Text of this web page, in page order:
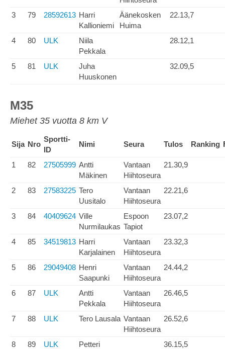
3 79 28592613 Harri
Kallioniemi
Äänekosken
Huima
22.13,7
4 80 ULK
Niila
Pekkala
28.12,1
5 81 ULK
Juha
Huuskonen
32.09,5
M35
Miehet 35 vuotta 8 km V
Sija Nro
Sportti-
ID
Nimi Seura Tulos Ranking
1 82 27505999 Antti
Mäkinen
Vantaan
Hiihtoseura
21.30,9
2 83 27583225 Tero
Uusitalo
Vantaan
Hiihtoseura
22.21,6
3 84 40409624 Ville
Nurmilaukas
Espoon
Tapiot
23.07,2
4 85 34519813 Harri
Karjalainen
Vantaan
Hiihtoseura
23.32,3
5 86 29049408 Henri
Saapunki
Vantaan
Hiihtoseura
24.44,2
6 87 ULK
Antti
Pekkala
Vantaan
Hiihtoseura
26.46,5
7 88 ULK Tero Lausala Vantaan
Hiihtoseura
26.52,6
8 89 ULK
Petteri
36.15,5